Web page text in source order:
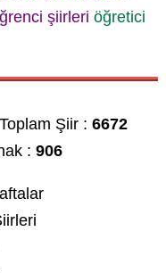
şiirleri öğretici
Şiir :6672
:906